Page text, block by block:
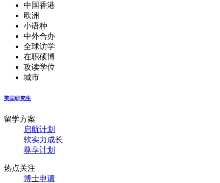
中国香港
欧洲
小语种
中外合办
全球访学
在职硕博
攻读学位
城市
美国研究生
留学方案
启航计划
软实力成长
尊享计划
热点关注
博士申请